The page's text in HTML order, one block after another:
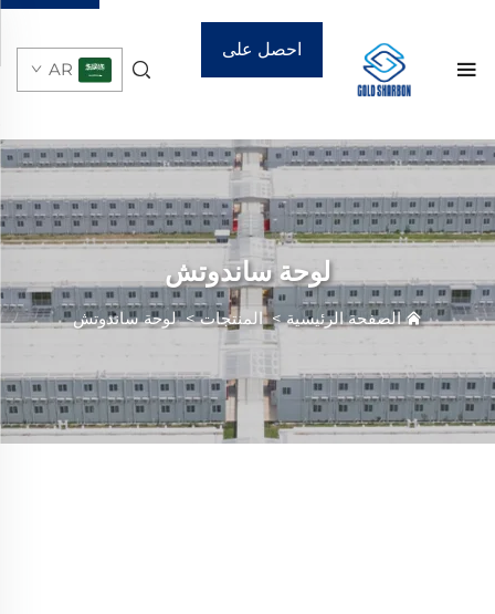
احصل على
AR
لوحة ساندوتش
الصفحة الرئيسية>المنتجات>لوحة ساندوتش